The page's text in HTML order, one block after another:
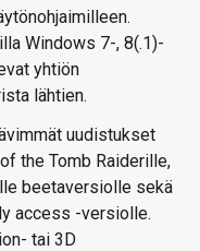
Windows 7-, 8(.1)-
yhtiön
lähtien.
uudistukset
the Tomb Raiderille,
beetaversiolle sekä
access -versiolle.
tai 3D